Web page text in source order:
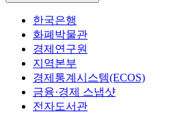
한국은행
화폐박물관
경제연구원
지역본부
경제통계시스템(ECOS)
금융·경제 스냅샷
전자도서관